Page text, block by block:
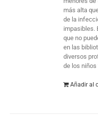
más alta
de la
impasibles.
que no
en las
diversos
de los
Añadir al